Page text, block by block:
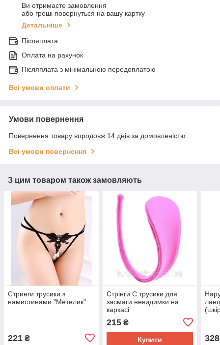
Ви отримаєте замовлення
або гроші повернуться на вашу картку
Детальніше
Післяплата
Оплата на рахунок
Післяплата з мінімальною передоплатою
Всі умови оплати
Умови повернення
Повернення товару впродовж 14 днів за домовленістю
Всі умови повернення
З цим товаром також замовляють
Стринги трусики з
намистинами "Метелик"
221 ₴
Стрінги С трусики для
засмаги невидимки на
каркасі
215₴
Купити 328